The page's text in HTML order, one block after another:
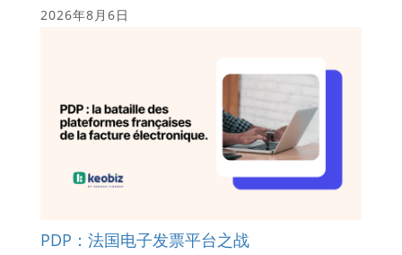
2026年8月6日
PDP：法国电子发票平台之战